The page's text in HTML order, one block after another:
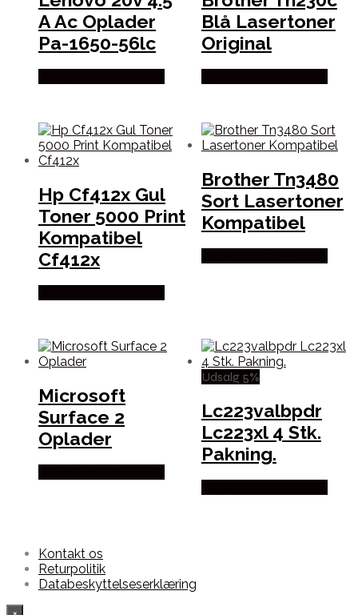
A Ac Oplader
Pa-1650-56lc
Blå Lasertoner
Original
Hp Cf412x Gul
Toner 5000 Print
Kompatibel
Cf412x
Brother Tn3480
Sort Lasertoner
Kompatibel
Microsoft
Surface 2
Oplader
Udsalg 5%
Lc223valbpdr
Lc223xl 4 Stk.
Pakning.
Kontakt os
Returpolitik
Databeskyttelseserklæring